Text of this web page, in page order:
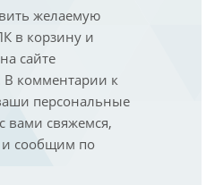
желаемую
в корзину и
сайте
В комментарии к
персональные
вами свяжемся,
и сообщим по